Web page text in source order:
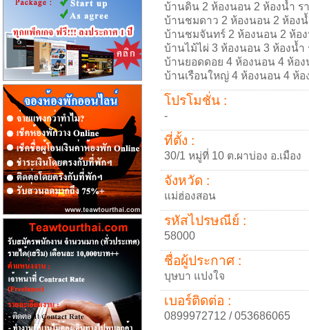
บ้านดิน 2 ห้องนอน 2 ห้องน้ำ ร
บ้านชมดาว 2 ห้องนอน 2 ห้อง
บ้านชมจันทร์ 2 ห้องนอน 2 ห้อ
บ้านไม้ไผ่ 3 ห้องนอน 3 ห้องน้ำ
บ้านยอดดอย 4 ห้องนอน 4 ห้อง
บ้านเรือนใหญ่ 4 ห้องนอน 4 ห้อ
โปรโมชั่น :
-
ที่ตั้ง :
30/1 หมู่ที่ 10 ต.ผาบ่อง อ.เมือง
จังหวัด :
แม่ฮ่องสอน
รหัสไปรษณีย์ :
58000
ชื่อผู้ประกาศ :
บุษบา แปงใจ
เบอร์ติดต่อ :
0899972712 / 053686065